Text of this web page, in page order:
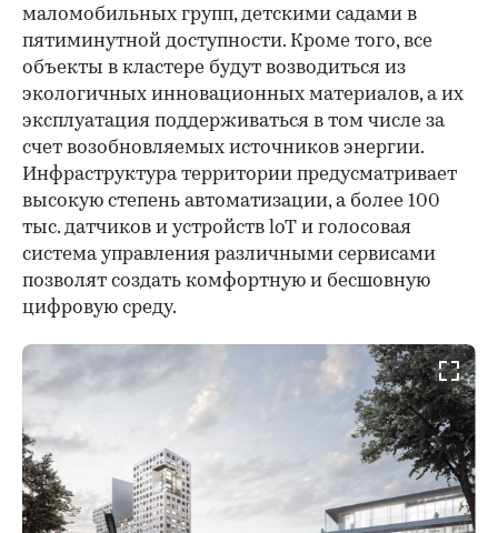
маломобильных групп, детскими садами в
пятиминутной доступности. Кроме того, все
объекты в кластере будут возводиться из
экологичных инновационных материалов, а их
эксплуатация поддерживаться в том числе за
счет возобновляемых источников энергии.
Инфраструктура территории предусматривает
высокую степень автоматизации, а более 100
тыс. датчиков и устройств loT и голосовая
система управления различными сервисами
позволят создать комфортную и бесшовную
цифровую среду.